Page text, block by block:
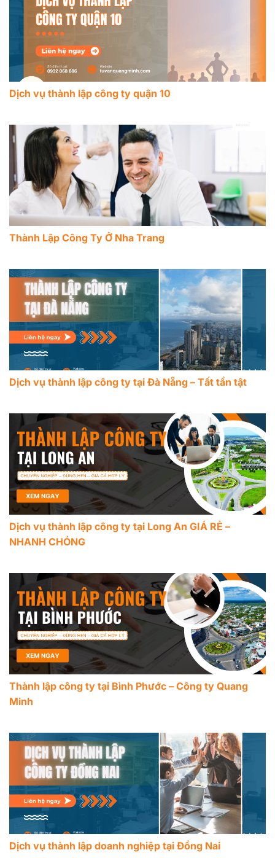
Dịch vụ thành lập công ty quận 10
Thành Lập Công Ty Ở Nha Trang
Dịch vụ thành lập công ty tại Đà Nẵng – Tất tần tật
Dịch vụ thành lập công ty tại Long An GIÁ RẺ –
NHANH CHÓNG
Thành lập công ty tại Bình Phước – Công ty Quang
Minh
Dịch vụ thành lập doanh nghiệp tại Đồng Nai